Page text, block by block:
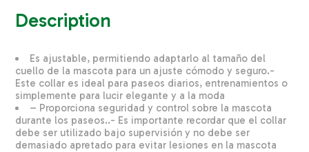
Description
Es ajustable, permitiendo adaptarlo al tamaño del
cuello de la mascota para un ajuste cómodo y seguro.-
Este collar es ideal para paseos diarios, entrenamientos o
simplemente para lucir elegante y a la moda
– Proporciona seguridad y control sobre la mascota
durante los paseos..- Es importante recordar que el collar
debe ser utilizado bajo supervisión y no debe ser
demasiado apretado para evitar lesiones en la mascota